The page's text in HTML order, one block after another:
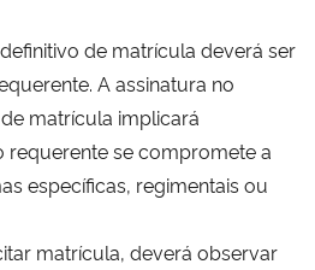
dos Direitos Humanos
de matrícula deverá ser
A assinatura no
matrícula implicará
se compromete a
específicas, regimentais ou
matrícula, deverá observar